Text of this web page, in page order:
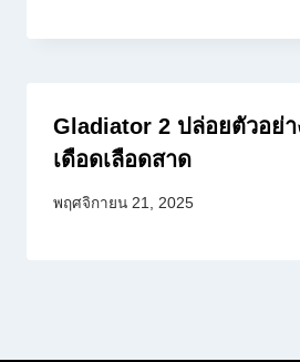
Gladiator 2 ปล่อยตัวอย่
เดือดเลือดสาด
พฤศจิกายน 21, 2025